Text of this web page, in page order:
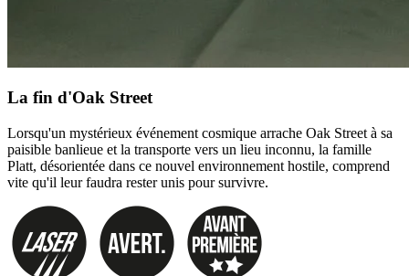
La fin d'Oak Street
Lorsqu'un mystérieux événement cosmique arrache Oak Street à sa
paisible banlieue et la transporte vers un lieu inconnu, la famille
Platt, désorientée dans ce nouvel environnement hostile, comprend
vite qu'il leur faudra rester unis pour survivre.